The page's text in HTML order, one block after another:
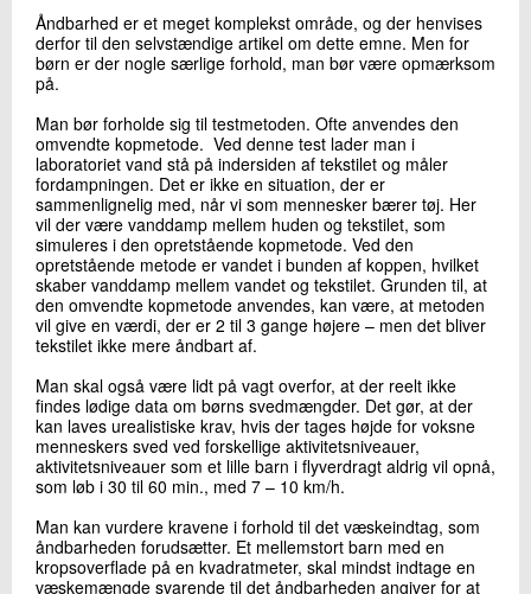
Åndbarhed er et meget komplekst område, og der henvises
derfor til den selvstændige artikel om dette emne. Men for
børn er der nogle særlige forhold, man bør være opmærksom
på.
Man bør forholde sig til testmetoden. Ofte anvendes den
omvendte kopmetode. Ved denne test lader man i
laboratoriet vand stå på indersiden af tekstilet og måler
fordampningen. Det er ikke en situation, der er
sammenlignelig med, når vi som mennesker bærer tøj. Her
vil der være vanddamp mellem huden og tekstilet, som
simuleres i den opretstående kopmetode. Ved den
opretstående metode er vandet i bunden af koppen, hvilket
skaber vanddamp mellem vandet og tekstilet. Grunden til, at
den omvendte kopmetode anvendes, kan være, at metoden
vil give en værdi, der er 2 til 3 gange højere – men det bliver
tekstilet ikke mere åndbart af.
Man skal også være lidt på vagt overfor, at der reelt ikke
findes lødige data om børns svedmængder. Det gør, at der
kan laves urealistiske krav, hvis der tages højde for voksne
menneskers sved ved forskellige aktivitetsniveauer,
aktivitetsniveauer som et lille barn i flyverdragt aldrig vil opnå,
som løb i 30 til 60 min., med 7 – 10 km/h.
Man kan vurdere kravene i forhold til det væskeindtag, som
åndbarheden forudsætter. Et mellemstort barn med en
kropsoverflade på en kvadratmeter, skal mindst indtage en
væskemængde svarende til det åndbarheden angiver for at